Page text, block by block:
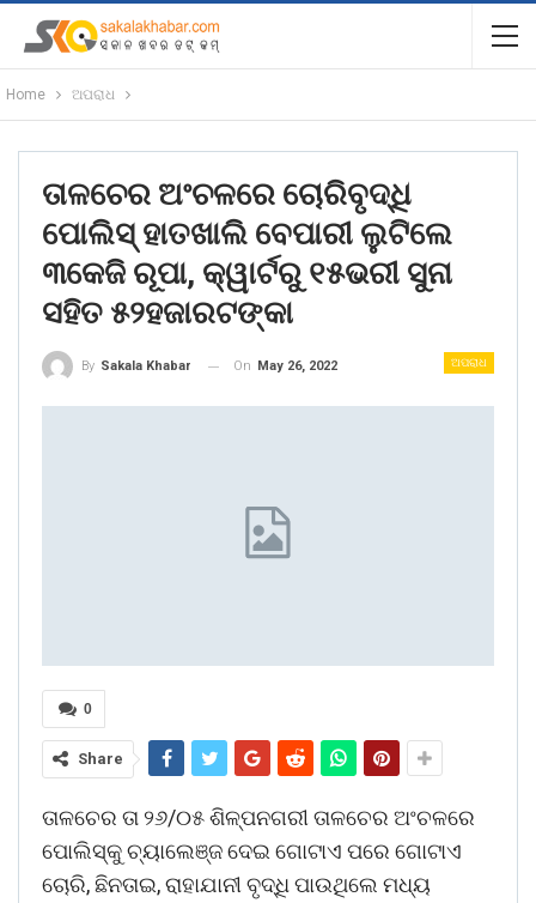
Home ଅପରାଧ
ତାଳଚେର ଅଂଚଳରେ ଚୋରିବୃଦ୍ଧି
ପୋଲିସ୍ ହାତଖାଲି ବେପାରୀ ଲୁଟିଲେ
୩କେଜି ରୂପା, କ୍ୱାର୍ଟରୁ ୧୫ଭରୀ ସୁନା
ସହିତ ୫୨ହଜାରଟଙ୍କା
ଅପରାଧ
By Sakala Khabar On May 26, 2022
0
Share
ତାଳଚେର ତା ୨୬/୦୫ ଶିଳ୍ପନଗରୀ ତାଳଚେର ଅଂଚଳରେ
ପୋଲିସ୍‌କୁ ଚ୍ୟାଲେଞ୍ଜ ଦେଇ ଗୋଟାଏ ପରେ ଗୋଟାଏ
ଚୋରି, ଛିନତାଇ, ରାହାଯାନୀ ବୃଦ୍ଧି ପାଉଥିଲେ ମଧ୍ୟ